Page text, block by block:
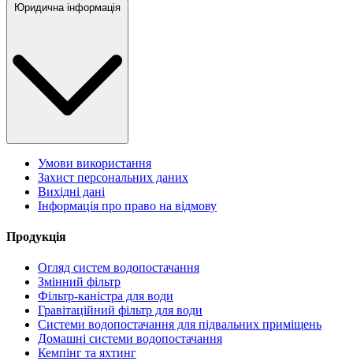
Юридична інформація
Умови використання
Захист персональних даних
Вихідні дані
Інформація про право на відмову
Продукція
Огляд систем водопостачання
Змінний фільтр
Фільтр-каністра для води
Гравітаційний фільтр для води
Системи водопостачання для підвальних приміщень
Домашні системи водопостачання
Кемпінг та яхтинг